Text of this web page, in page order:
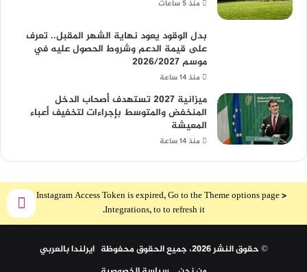
منذ 5 ساعات
بدل الوقود يعود نهاية الشهر المقبل.. تعرف
على قيمة الدعم وشروط الحصول عليه في
موسم 2026/2027
منذ 14 ساعة
ميزانية 2027 تستهدف أصحاب الدخل
المنخفض والمتوسط بإجراءات لتخفيف أعباء
المعيشة
منذ 14 ساعة
The Instagram Access Token is expired, Go to the Theme options page >
Integrations, to to refresh it.
© حقوق النشر 2026، جميع الحقوق محفوظة ايرلندا بالعربي